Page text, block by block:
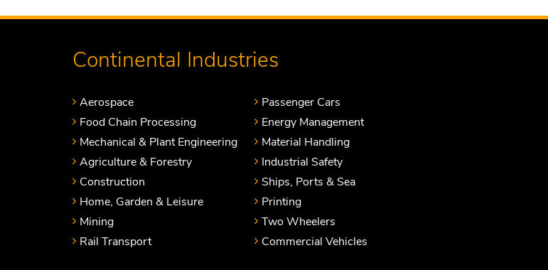
Continental Industries
Aerospace
Food Chain Processing
Mechanical & Plant Engineering
Agriculture & Forestry
Construction
Home, Garden & Leisure
Mining
Rail Transport
Passenger Cars
Energy Management
Material Handling
Industrial Safety
Ships, Ports & Sea
Printing
Two Wheelers
Commercial Vehicles